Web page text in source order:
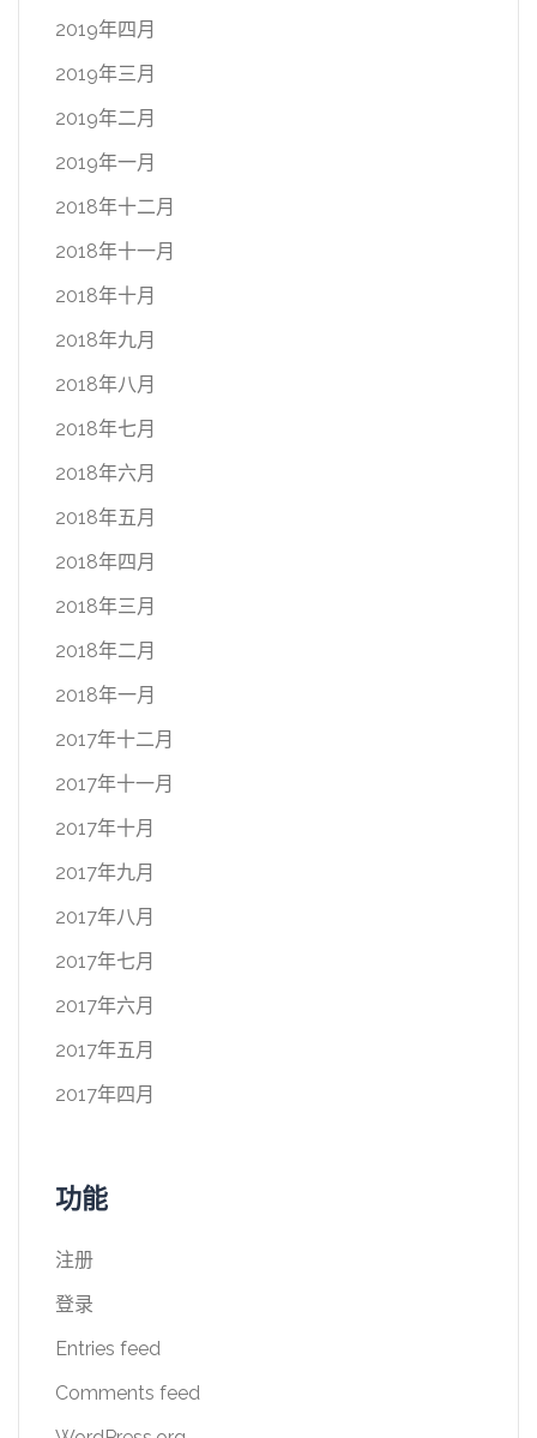
2019年四月
2019年三月
2019年二月
2019年一月
2018年十二月
2018年十一月
2018年十月
2018年九月
2018年八月
2018年七月
2018年六月
2018年五月
2018年四月
2018年三月
2018年二月
2018年一月
2017年十二月
2017年十一月
2017年十月
2017年九月
2017年八月
2017年七月
2017年六月
2017年五月
2017年四月
功能
注册
登录
Entries feed
Comments feed